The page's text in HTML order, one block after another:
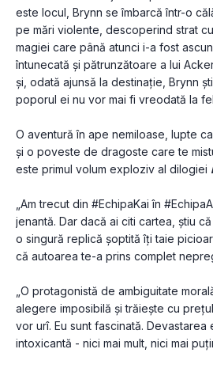
este locul, Brynn se îmbarcă într-o
pe mări violente, descoperind strat
magiei care până atunci i-a fost
întunecată și pătrunzătoare a lui
și, odată ajunsă la destinație, Brynn
poporul ei nu vor mai fi vreodată la
O aventură în ape nemiloase, lupte
și o poveste de dragoste care te
este primul volum exploziv al dilogiei
„Am trecut din #EchipaKai în
jenantă. Dar dacă ai citi cartea, știu
o singură replică șoptită îți taie
că autoarea te-a prins complet
„O protagonistă de ambiguitate
alegere imposibilă și trăiește cu
vor urî. Eu sunt fascinată. Devastarea
intoxicantă - nici mai mult, nici mai